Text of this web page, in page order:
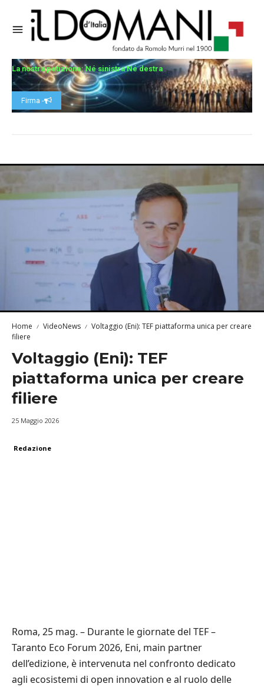
La nostra petizione: Né sinistra Né destra
Firma -
Home VideoNews
Voltaggio (Eni): TEF piattaforma unica per creare
filiere
Voltaggio (Eni): TEF
piattaforma unica per creare
filiere
25 Maggio 2026
Redazione
Roma, 25 mag. – Durante le giornate del TEF –
Taranto Eco Forum 2026, Eni, main partner
dell’edizione, è intervenuta nel confronto dedicato
agli ecosistemi di open innovation e al ruolo delle